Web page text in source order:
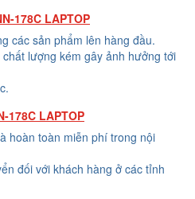
178C LAPTOP
các sản phẩm lên hàng đầu.
lượng kém gây ảnh hưởng tới
178C LAPTOP
hoàn toàn miễn phí trong nội
đối với khách hàng ở các tỉnh